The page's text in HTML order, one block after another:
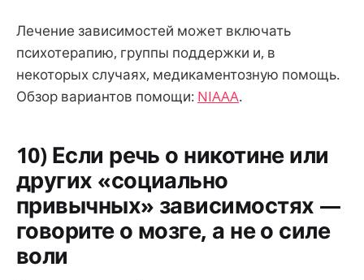
Лечение зависимостей может включать
психотерапию, группы поддержки и, в
некоторых случаях, медикаментозную помощь.
Обзор вариантов помощи: NIAAA.
10) Если речь о никотине или
других «социально
привычных» зависимостях —
говорите о мозге, а не о силе
воли